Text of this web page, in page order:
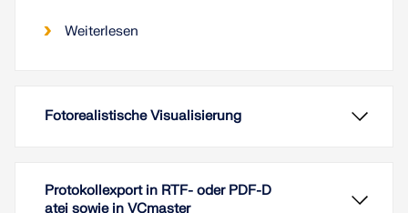
Weiterlesen
Fotorealistische Visualisierung
Protokollexport in RTF- oder PDF-D
atei sowie in VCmaster